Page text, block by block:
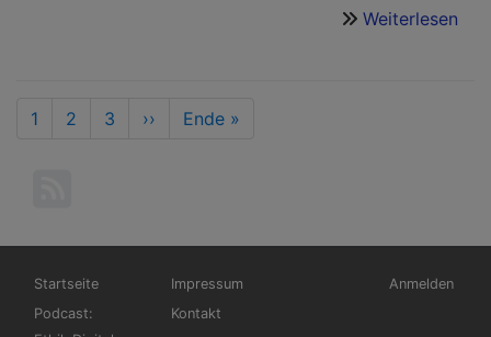
Weiterlesen
Seitennummerierung
Aktuelle
1 Seite
2 Seite
3
Nächste
››
Last
Ende »
Hauptnavigation
Startseite
Podcast:
Fußbereichsmenü
Impressum
Kontakt
Anmelden